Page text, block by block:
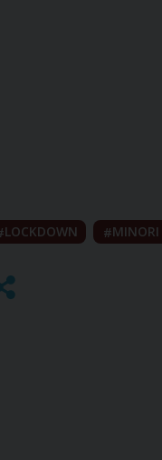
LOCKDOWN MINORI